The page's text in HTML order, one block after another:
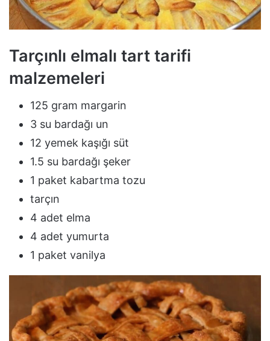
Tarçınlı elmalı tart tarifi
malzemeleri
125 gram margarin
3 su bardağı un
12 yemek kaşığı süt
1.5 su bardağı şeker
1 paket kabartma tozu
tarçın
4 adet elma
4 adet yumurta
1 paket vanilya